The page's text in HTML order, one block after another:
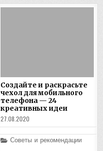
Создайте и раскрасьте
чехол для мобильного
телефона — 24
креативных идеи
27.08.2020
Posted
Советы и рекомендации